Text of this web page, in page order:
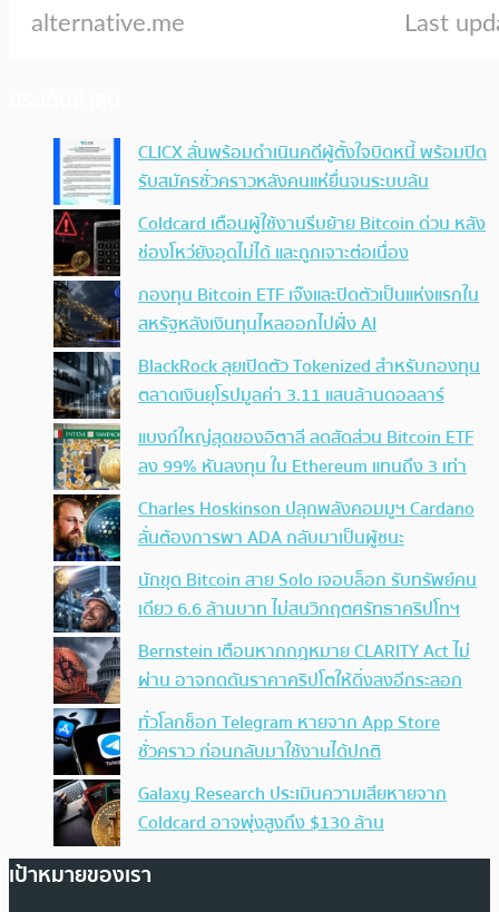
CLICX ลั่นพร้อมดำเนินคดีผู้ตั้งใจบิดหนี้ พร้อมปิด
รับสมัครชั่วคราวหลังคนแห่ยื่นจนระบบล้น
Coldcard เตือนผู้ใช้งานรีบย้าย Bitcoin ด่วน หลัง
ช่องโหว่ยังอุดไม่ได้ และถูกเจาะต่อเนื่อง
กองทุน Bitcoin ETF เจ๊งและปิดตัวเป็นแห่งแรกใน
สหรัฐหลังเงินทุนไหลออกไปฝั่ง AI
BlackRock ลุยเปิดตัว Tokenized สำหรับกองทุน
ตลาดเงินยุโรปมูลค่า 3.11 แสนล้านดอลลาร์
แบงก์ใหญ่สุดของอิตาลี ลดสัดส่วน Bitcoin ETF
ลง 99% หันลงทุน ใน Ethereum แทนถึง 3 เท่า
Charles Hoskinson ปลุกพลังคอมมูฯ Cardano
ลั่นต้องการพา ADA กลับมาเป็นผู้ชนะ
นักขุด Bitcoin สาย Solo เจอบล็อก รับทรัพย์คน
เดียว 6.6 ล้านบาท ไม่สนวิกฤตศรัทธาคริปโทฯ
Bernstein เตือนหากกฎหมาย CLARITY Act ไม่
ผ่าน อาจกดดันราคาคริปโตให้ดิ่งลงอีกระลอก
ทั่วโลกช็อก Telegram หายจาก App Store
ชั่วคราว ก่อนกลับมาใช้งานได้ปกติ
Galaxy Research ประเมินความเสียหายจาก
Coldcard อาจพุ่งสูงถึง $130 ล้าน
เป้าหมายของเรา